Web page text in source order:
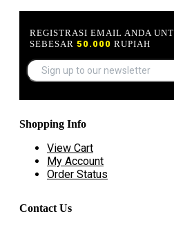
REGISTRASI EMAIL ANDA
SEBESAR 50.000 RUPIAH
Shopping Info
View Cart
My Account
Order Status
Contact Us